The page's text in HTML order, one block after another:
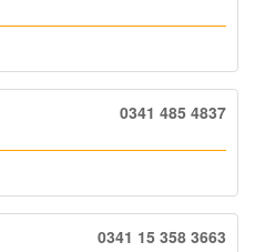
0341 485 4837
0341 15 358 3663